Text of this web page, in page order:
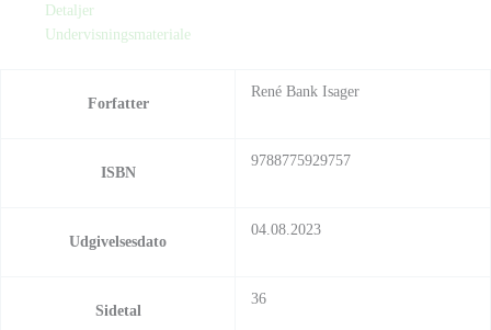
Detaljer
Undervisningsmateriale
Forfatter
René Bank Isager
ISBN
9788775929757
Udgivelsesdato
04.08.2023
Sidetal
36